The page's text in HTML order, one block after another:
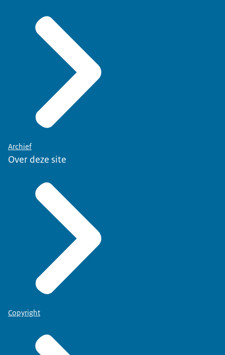
Archief
Over deze site
Copyright